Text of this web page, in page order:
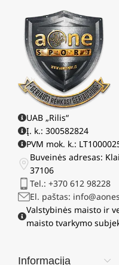
UAB „Rilis“
Į. k.: 300582824
PVM mok. k.:
Buveinės adresas:
37106
Tel.: +370 612 98228
El. paštas:
Valstybinės maisto ir
maisto tvarkymo
Informacija